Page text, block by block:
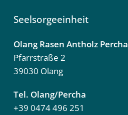
Abfalterer Elisabeth
Seelsorgeeinheit
Olang Rasen Antholz Percha
Pfarrstraße 2
39030 Olang
Tel. Olang/Percha
+39 0474 496 251